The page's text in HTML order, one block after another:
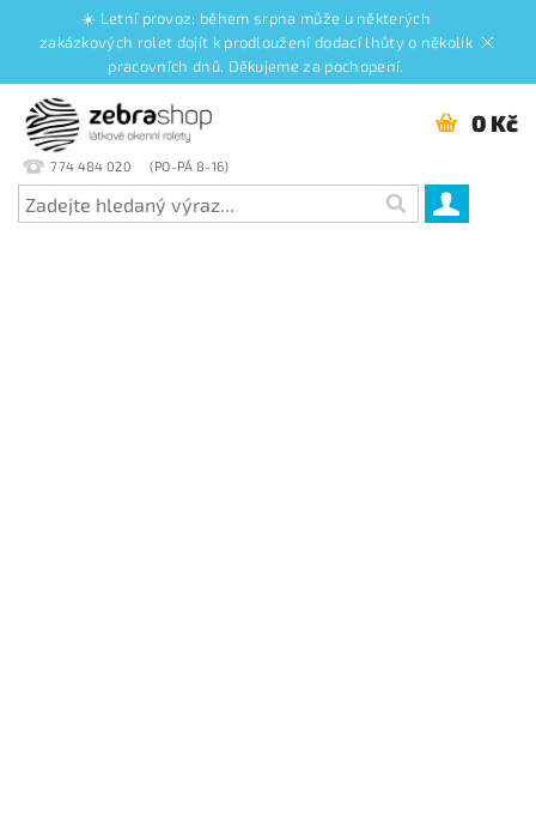
☀️ Letní provoz: během srpna může u některých
zakázkových rolet dojít k prodloužení dodací lhůty o několik
pracovních dnů. Děkujeme za pochopení.
774 484 020
0 Kč